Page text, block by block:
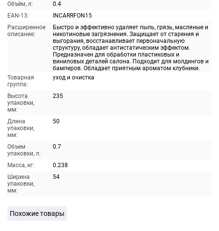
Объём, л:
0.4
EAN-13:
INCARRFON15
Расширенное
описание:
Быстро и эффективно удаляет пыль, грязь, масляные и
никотиновые загрязнения. Защищает от старения и
выгорания, восстанавливает первоначальную
структуру, обладает антистатическим эффектом.
Предназначен для обработки пластиковых и
виниловых деталей салона. Подходит для молдингов и
бамперов. Обладает приятным ароматом клубники.
Товарная
группа:
уход и очистка
Высота
упаковки,
мм:
235
Длина
упаковки,
мм:
50
Объем
упаковки, л:
0.7
Масса, кг:
0.238
Ширина
упаковки,
мм:
54
Похожие товары